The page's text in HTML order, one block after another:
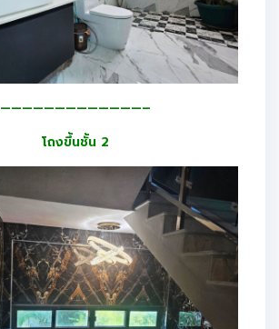
—————————————–
โถงขึ้นชั้น 2